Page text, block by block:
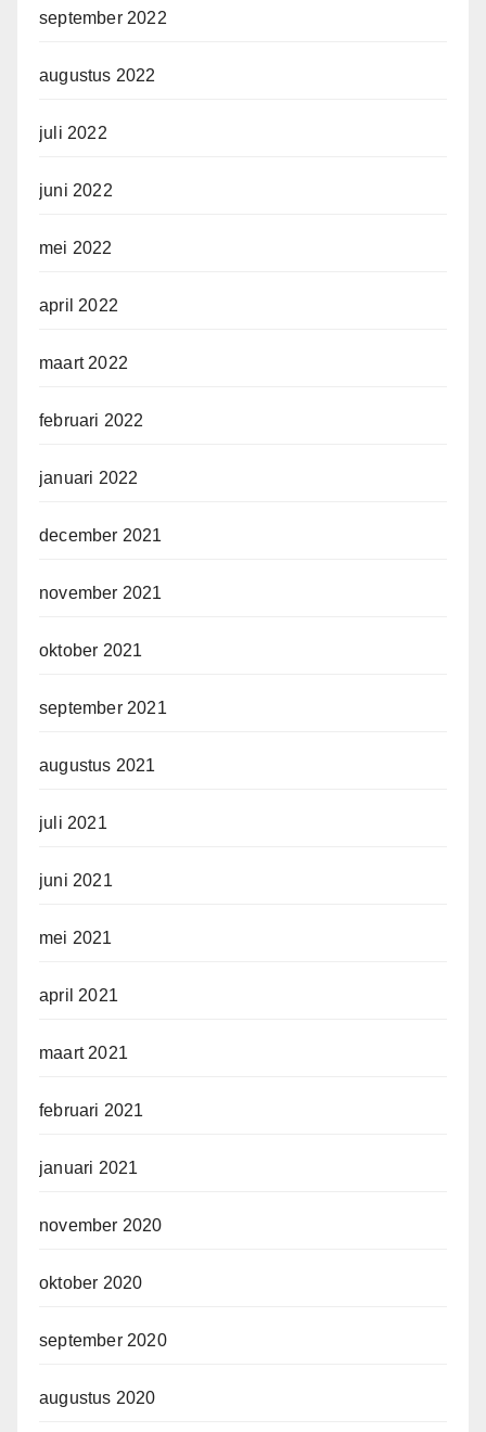
september 2022
augustus 2022
juli 2022
juni 2022
mei 2022
april 2022
maart 2022
februari 2022
januari 2022
december 2021
november 2021
oktober 2021
september 2021
augustus 2021
juli 2021
juni 2021
mei 2021
april 2021
maart 2021
februari 2021
januari 2021
november 2020
oktober 2020
september 2020
augustus 2020